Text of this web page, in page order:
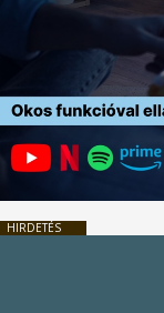
HIRDETÉS